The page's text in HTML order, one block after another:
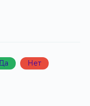
Нет